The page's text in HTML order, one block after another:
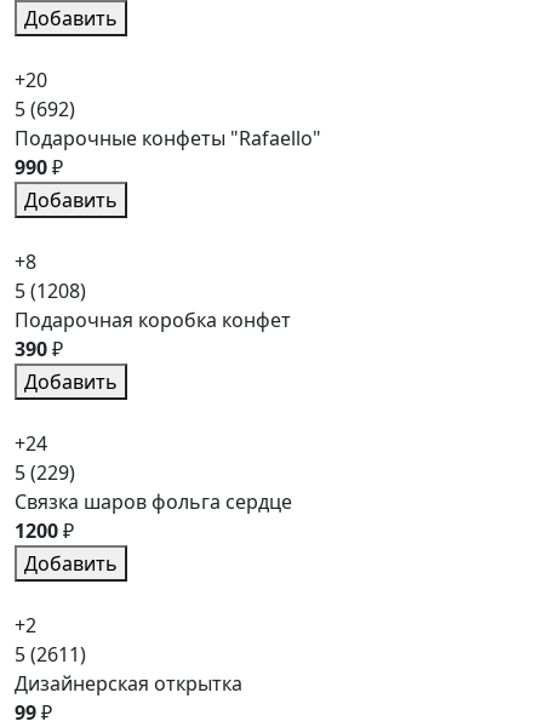
Добавить
+20
5(692)
Подарочные конфеты "Rafaello"
990₽
Добавить
+8
5(1208)
Подарочная коробка конфет
390₽
Добавить
+24
5(229)
Связка шаров фольга сердце
1200₽
Добавить
+2
5(2611)
Дизайнерская открытка
99₽